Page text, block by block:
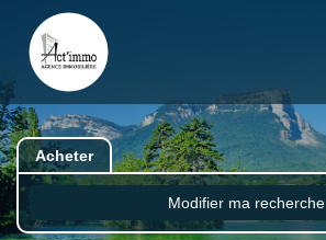
Acheter
Modifier ma recherche